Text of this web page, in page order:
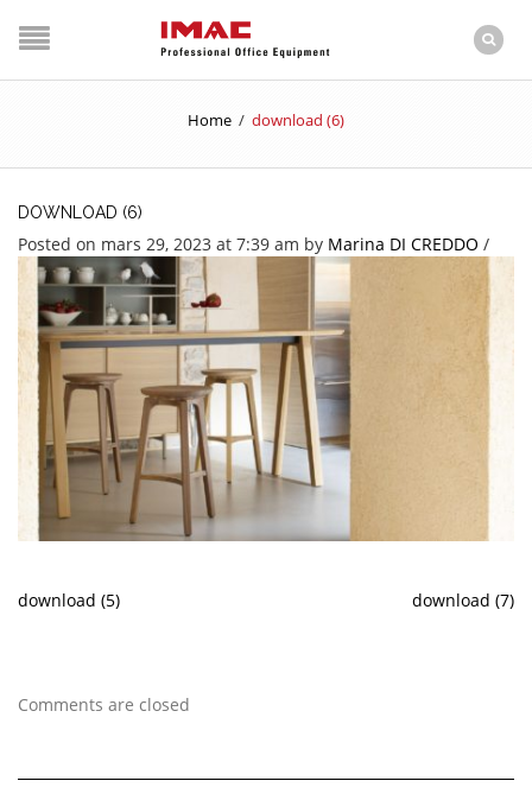
Home / download (6)
DOWNLOAD (6)
Posted on mars 29, 2023 at 7:39 am by Marina DI CREDDO /
download (5) download (7)
Comments are closed